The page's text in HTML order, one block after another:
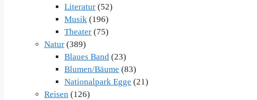
Literatur (52)
Musik (196)
Theater (75)
Natur (389)
Blaues Band (23)
Blumen/Bäume (83)
Nationalpark Egge (21)
Reisen (126)